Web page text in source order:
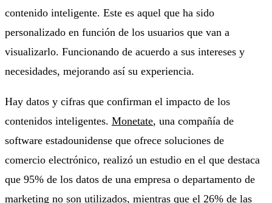
contenido inteligente. Este es aquel que ha sido
personalizado en función de los usuarios que van a
visualizarlo. Funcionando de acuerdo a sus intereses y
necesidades, mejorando así su experiencia.
Hay datos y cifras que confirman el impacto de los
contenidos inteligentes. Monetate, una compañía de
software estadounidense que ofrece soluciones de
comercio electrónico, realizó un estudio en el que destaca
que 95% de los datos de una empresa o departamento de
marketing no son utilizados, mientras que el 26% de las